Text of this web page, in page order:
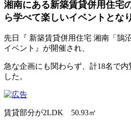
湘南にある新築賃貸併用住宅
ら学べて楽しいイベントとな
先日『 新築賃貸併用住宅 湘南「鵠
イベント』が開催され、
急な企画にも関わらず、計18名で
した。
賃貸部分が2LDK 50.93㎡